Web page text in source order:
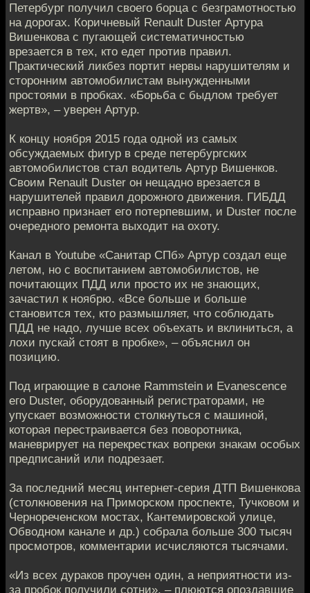
Петербург получил своего борца с безграмотностью
на дорогах. Коричневый Renault Duster Артура
Вишенкова с пугающей систематичностью
врезается в тех, кто едет против правил.
Практический ликбез портит нервы нарушителям и
сторонним автомобилистам вынужденными
простоями в пробках. «Борьба с быдлом требует
жертв», – уверен Артур.
К концу ноября 2015 года одной из самых
обсуждаемых фигур в среде петербургских
автомобилистов стал водитель Артур Вишенков.
Своим Renault Duster он нещадно врезается в
нарушителей правил дорожного движения. ГИБДД
исправно признает его потерпевшим, и Duster после
очередного ремонта выходит на охоту.
Канал в Youtube «Санитар СПб» Артур создал еще
летом, но с воспитанием автомобилистов, не
почитающих ПДД или просто их не знающих,
зачастил к ноябрю. «Все больше и больше
становится тех, кто размышляет, что соблюдать
ПДД не надо, лучше всех объехать и вклиниться, а
лохи пускай стоят в пробке», – объяснил он
позицию.
Под играющие в салоне Rammstein и Evanescence
его Duster, оборудованный регистраторами, не
упускает возможности столкнуться с машиной,
которая перестраивается без поворотника,
маневрирует на перекрестках вопреки знакам особых
предписаний или подрезает.
За последний месяц интернет-серия ДТП Вишенкова
(столкновения на Приморском проспекте, Тучковом и
Чернореченском мостах, Кантемировской улице,
Обводном канале и др.) собрала больше 300 тысяч
просмотров, комментарии исчисляются тысячами.
«Из всех дураков проучен один, а неприятности из-
за пробок получили сотни», – плюются опоздавшие